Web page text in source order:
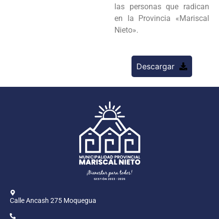
las personas que radican
en la Provincia «Mariscal
Nieto».
Descargar
Calle Ancash 275 Moquegua